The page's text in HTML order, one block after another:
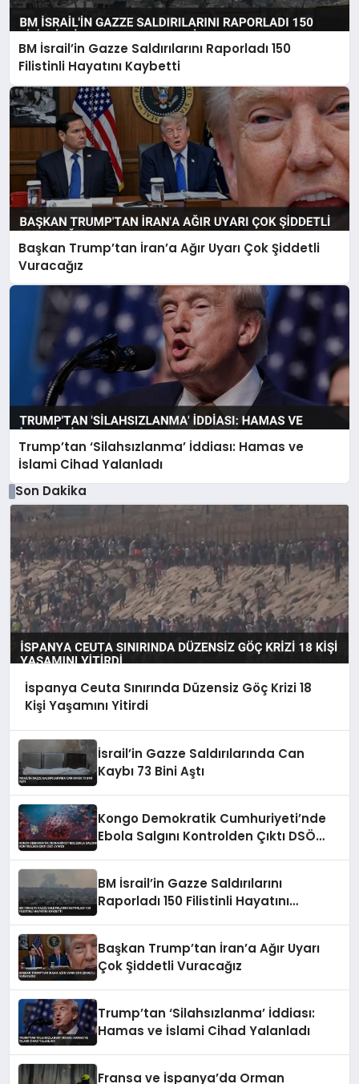
BM İsrail’in Gazze Saldırılarını Raporladı 150
Filistinli Hayatını Kaybetti
Başkan Trump’tan İran’a Ağır Uyarı Çok Şiddetli
Vuracağız
Trump’tan ‘Silahsızlanma’ İddiası: Hamas ve
İslami Cihad Yalanladı
Son Dakika
İspanya Ceuta Sınırında Düzensiz Göç Krizi 18
Kişi Yaşamını Yitirdi
İsrail’in Gazze Saldırılarında Can
Kaybı 73 Bini Aştı
Kongo Demokratik Cumhuriyeti’nde
Ebola Salgını Kontrolden Çıktı DSÖ
BM İsrail’in Gazze Saldırılarını
Raporladı 150 Filistinli Hayatını
Başkan Trump’tan İran’a Ağır Uyarı
Çok Şiddetli Vuracağız
Trump’tan ‘Silahsızlanma’ İddiası:
Hamas ve İslami Cihad Yalanladı
Fransa ve İspanya’da Orman